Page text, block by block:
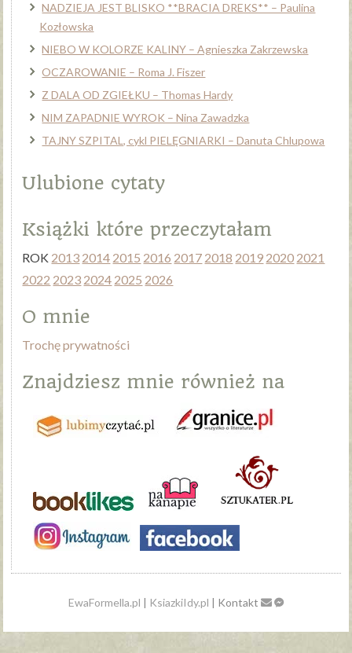
NADZIEJA JEST BLISKO **BRACIA DREKS** – Paulina
Kozłowska
NIEBO W KOLORZE KALINY – Agnieszka Zakrzewska
OCZAROWANIE – Roma J. Fiszer
Z DALA OD ZGIEŁKU – Thomas Hardy
NIM ZAPADNIE WYROK – Nina Zawadzka
TAJNY SZPITAL, cykl PIELĘGNIARKI – Danuta Chlupowa
Ulubione cytaty
Książki które przeczytałam
ROK 2013 2014 2015 2016 2017 2018 2019 2020 2021
2022 2023 2024 2025 2026
O mnie
Trochę prywatności
Znajdziesz mnie również na
EwaFormella.pl | KsiazkiIdy.pl | Kontakt